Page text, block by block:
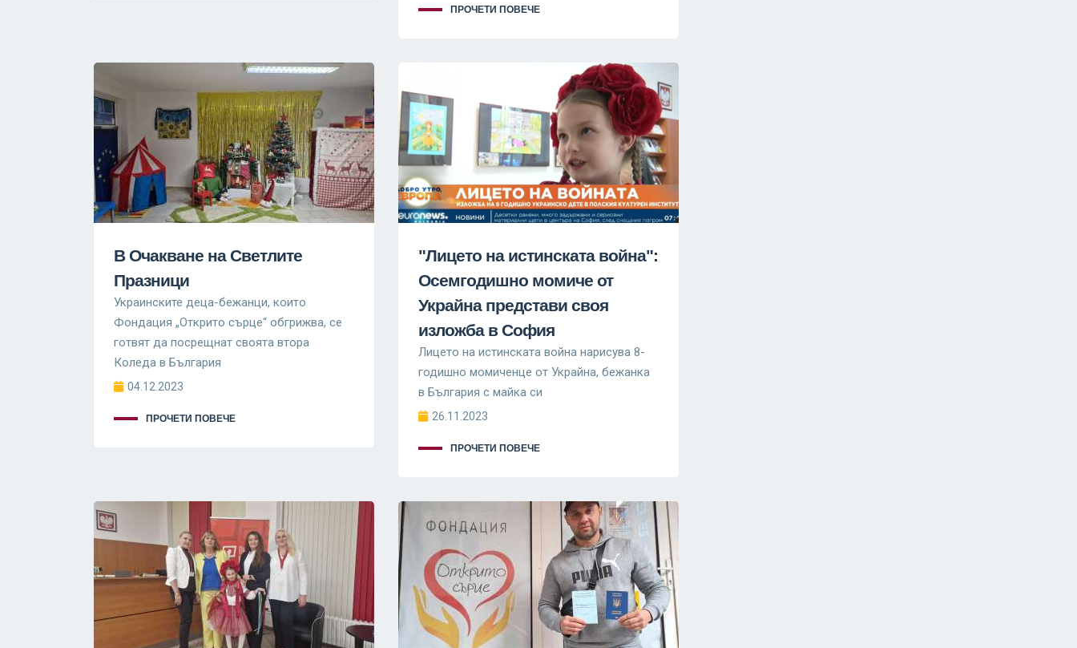
ПРОЧЕТИ ПОВЕЧЕ
В Очакване на Светлите
Празници
Украинските деца-бежанци, които
Фондация „Открито сърце“ обгрижва, се
готвят да посрещнат своята втора
Коледа в България
04.12.2023
ПРОЧЕТИ ПОВЕЧЕ
"Лицето на истинската война":
Осемгодишно момиче от
Украйна представи своя
изложба в София
Лицето на истинската война нарисува 8-
годишно момиченце от Украйна, бежанка
в България с майка си
26.11.2023
ПРОЧЕТИ ПОВЕЧЕ